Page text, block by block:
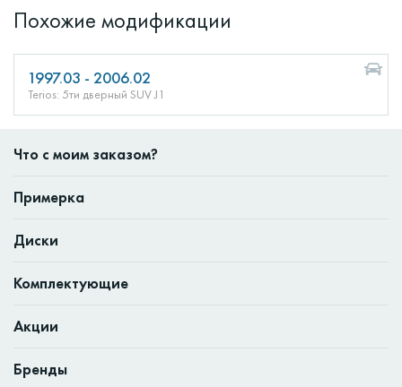
Похожие модификации
1997.03 - 2006.02
Terios: 5ти дверный SUV J1
Что с моим заказом?
Примерка
Диски
Комплектующие
Акции
Бренды